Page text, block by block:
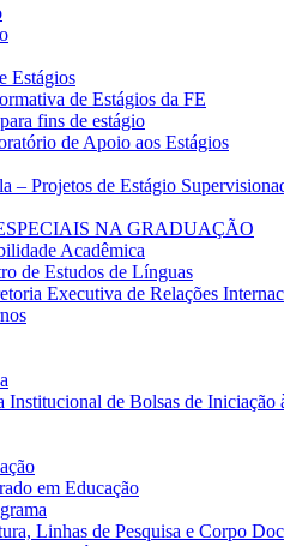
Estágios
de Estágios da FE
fins de estágio
de Apoio aos Estágios
– Projetos de Estágio
NA GRADUAÇÃO
Acadêmica
de Estudos de Línguas
Executiva de Relações
de Bolsas de Iniciação
em Educação
Linhas de Pesquisa e Corpo